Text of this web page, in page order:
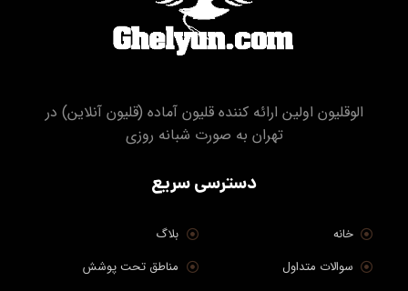
الوقلیون اولین ارائه کننده قلیون آماده (قلیون آنلاین) در
تهران به صورت شبانه روزی
دسترسی سریع
خانه
بلاگ
سوالات متداول
مناطق تحت پوشش